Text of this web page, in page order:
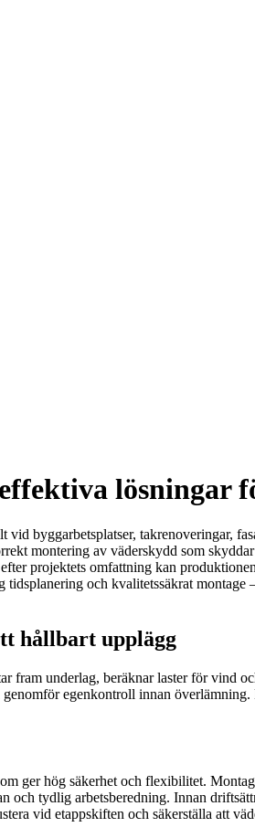
lösningar
byggarbetsplatser, takrenoveringar,
montering av väderskydd som
projektets omfattning kan
och kvalitetssäkrat
hållbart upplägg
underlag, beräknar laster för vind
egenkontroll innan
ger hög säkerhet och flexibilitet.
tydlig arbetsberedning. Innan
vid etappskiften och säkerställa att